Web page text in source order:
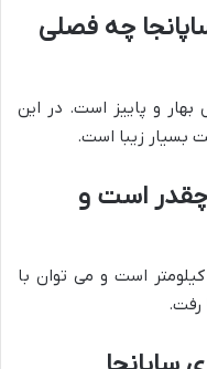
چه فصلی
بهار و پاییز است. در این
بسیار زیبا است.
چقدر است و
فاصله استانبول تا ساپانجا حدود 130 کیلومتر است و می توان با
رفت.